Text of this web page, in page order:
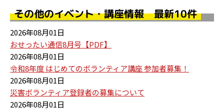
その他のイベント・講座情報 最新10件
2026年08月01日
おせったい通信8月号【PDF】
2026年08月01日
令和8年度 はじめてのボランティア講座 参加者募集！
2026年08月01日
災害ボランティア登録者の募集について
2026年08月01日